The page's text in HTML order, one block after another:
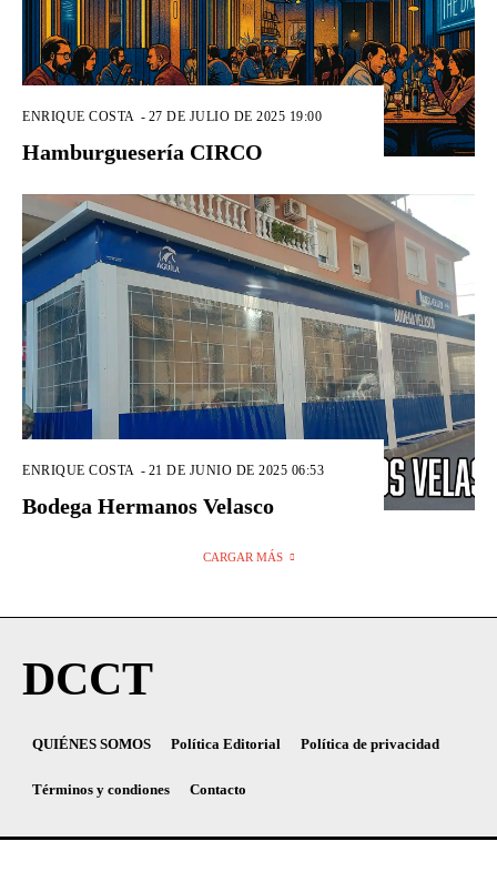
ENRIQUE COSTA - 27 DE JULIO DE 2025 19:00
Hamburguesería CIRCO
ENRIQUE COSTA - 21 DE JUNIO DE 2025 06:53
Bodega Hermanos Velasco
CARGAR MÁS
DCCT
QUIÉNES SOMOS Política Editorial Política de privacidad
Términos y condiones Contacto